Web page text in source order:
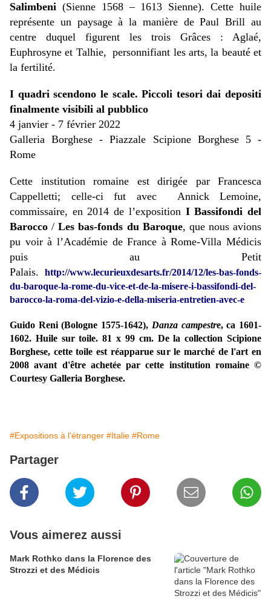
Salimbeni (Sienne 1568 – 1613 Sienne). Cette huile
représente un paysage à la manière de Paul Brill au
centre duquel figurent les trois Grâces : Aglaé,
Euphrosyne et Talhie, personnifiant les arts, la beauté et
la fertilité.
I quadri scendono le scale. Piccoli tesori dai depositi
finalmente visibili al pubblico
4 janvier - 7 février 2022
Galleria Borghese - Piazzale Scipione Borghese 5 -
Rome
Cette institution romaine est dirigée par Francesca
Cappelletti; celle-ci fut avec Annick Lemoine,
commissaire, en 2014 de l’exposition I Bassifondi del
Barocco/ Les bas-fonds du Baroque, que nous avions
pu voir à l’Académie de France à Rome-Villa Médicis
puis au Petit
Palais. http://www.lecurieuxdesarts.fr/2014/12/les-bas-fonds-
du-baroque-la-rome-du-vice-et-de-la-misere-i-bassifondi-del-
barocco-la-roma-del-vizio-e-della-miseria-entretien-avec-e
Guido Reni (Bologne 1575-1642), Danza campestre, ca 1601-
1602. Huile sur toile. 81 x 99 cm. De la collection Scipione
Borghese, cette toile est réapparue sur le marché de l'art en
2008 avant d'être achetée par cette institution romaine ©
Courtesy Galleria Borghese.
#Expositions à l'étranger #Italie #Rome
Partager
Vous aimerez aussi
​​​​​​​Mark Rothko dans la Florence des
Strozzi et des Médicis